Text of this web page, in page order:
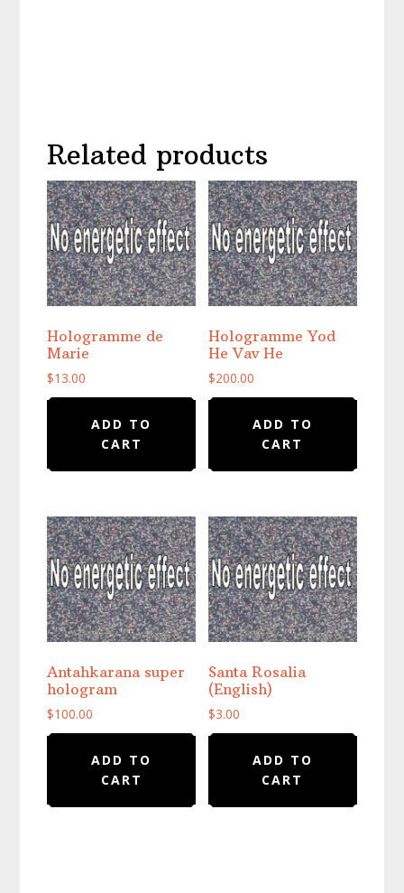
Related products
Hologramme de
Marie
$13.00
ADD TO
CART
Hologramme Yod
He Vav He
$200.00
ADD TO
CART
Antahkarana super
hologram
$100.00
ADD TO
CART
Santa Rosalia
(English)
$3.00
ADD TO
CART